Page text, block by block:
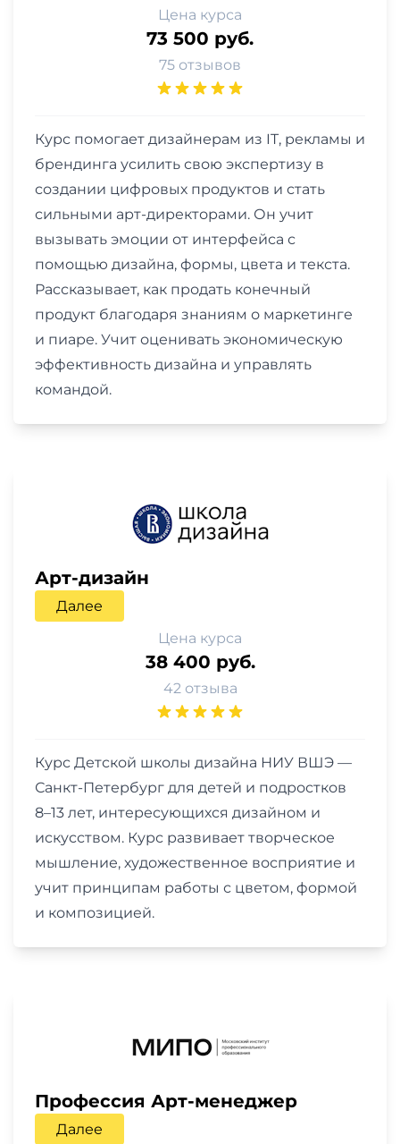
Цена курса
73 500 руб.
75 отзывов
Курс помогает дизайнерам из IT, рекламы и
брендинга усилить свою экспертизу в
создании цифровых продуктов и стать
сильными арт-директорами. Он учит
вызывать эмоции от интерфейса с
помощью дизайна, формы, цвета и текста.
Рассказывает, как продать конечный
продукт благодаря знаниям о маркетинге
и пиаре. Учит оценивать экономическую
эффективность дизайна и управлять
командой.
Арт-дизайн
Далее
Цена курса
38 400 руб.
42 отзыва
Курс Детской школы дизайна НИУ ВШЭ —
Санкт-Петербург для детей и подростков
8–13 лет, интересующихся дизайном и
искусством. Курс развивает творческое
мышление, художественное восприятие и
учит принципам работы с цветом, формой
и композицией.
Профессия Арт-менеджер
Далее